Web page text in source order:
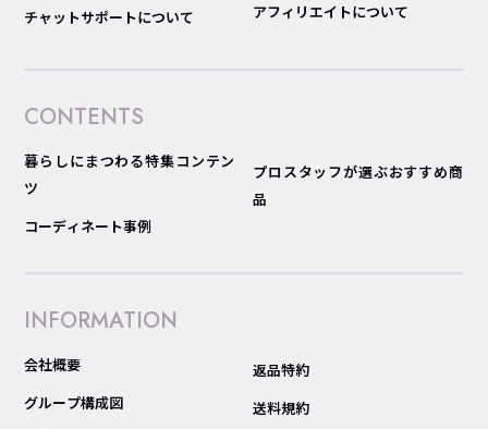
チャットサポートについて
アフィリエイトについて
CONTENTS
暮らしにまつわる特集コンテン
ツ
コーディネート事例
プロスタッフが選ぶおすすめ商
品
INFORMATION
会社概要
グループ構成図
返品特約
送料規約